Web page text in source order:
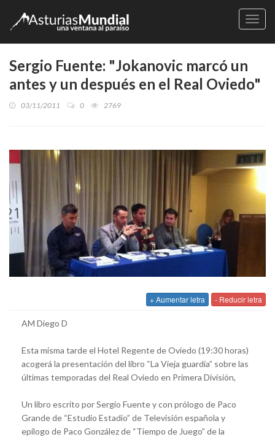
Sergio Fuente: "Jokanovic marcó un
antes y un después en el Real Oviedo"
03/11/2011 0 2769
+ Aumentar letra - Reducir letra
AM Diego D
Esta misma tarde el Hotel Regente de Oviedo (19:30 horas)
acogerá la presentación del libro “La Vieja guardia” sobre las
últimas temporadas del Real Oviedo en Primera División,
Un libro escrito por Sergio Fuente y con prólogo de Paco
Grande de “Estudio Estadio” de Televisión española y
epílogo de Paco González de “Tiempo de Juego” de la